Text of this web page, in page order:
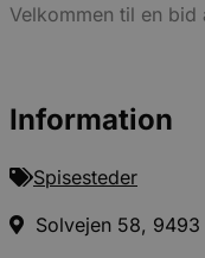
Velkommen til en
Information
Spisesteder
Solvejen 58, 9493